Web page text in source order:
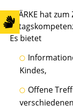
STÄRKE hat
Es bietet
Kindes,
Offene